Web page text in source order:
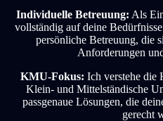
Individuelle Betreuung: Als
vollständig auf deine
persönliche Betreuung, die
Anforderungen
KMU-Fokus: Ich verstehe die
Klein- und Mittelständische
passgenaue Lösungen, die
gerecht